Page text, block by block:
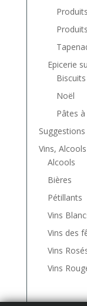
Epicerie
Biscuits
Noël
Pâtes
Vins,
Alcools
Bières
Pétillants
Vins
Vins des
Vins
Vins